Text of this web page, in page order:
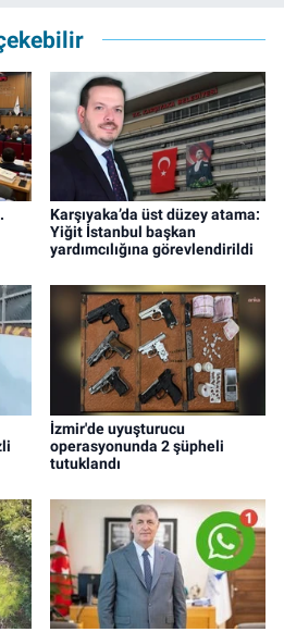
görev yapmaktadır.
Karşıyaka’da üst düzey atama:
Yiğit İstanbul başkan
yardımcılığına görevlendirildi
İzmir'de uyuşturucu
operasyonunda 2 şüpheli
tutuklandı